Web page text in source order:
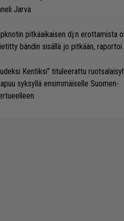
Jarva
pitkäaikaisen dj:n erottamista
bändin sisällä jo pitkään, raportoi
Kentiksi” tituleerattu
syksyllä ensimmäiselle Suomen-